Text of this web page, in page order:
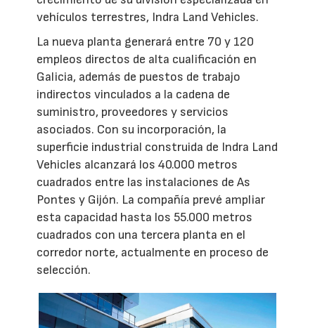
vehículos terrestres, Indra Land Vehicles.
La nueva planta generará entre 70 y 120
empleos directos de alta cualificación en
Galicia, además de puestos de trabajo
indirectos vinculados a la cadena de
suministro, proveedores y servicios
asociados. Con su incorporación, la
superficie industrial construida de Indra Land
Vehicles alcanzará los 40.000 metros
cuadrados entre las instalaciones de As
Pontes y Gijón. La compañía prevé ampliar
esta capacidad hasta los 55.000 metros
cuadrados con una tercera planta en el
corredor norte, actualmente en proceso de
selección.